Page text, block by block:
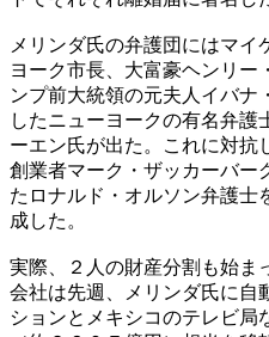
メリンダ氏の弁護団にはマ
ヨーク市長、大富豪ヘンリー
ンプ前大統領の元夫人イバナ
したニューヨークの有名弁護
ーエン氏が出た。これに対抗
創業者マーク・ザッカーバー
たロナルド・オルソン弁護士
成した。
実際、２人の財産分割も始ま
会社は先週、メリンダ氏に自
ションとメキシコのテレビ局